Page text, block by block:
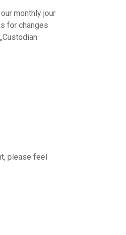
monthly jour
for changes
please feel